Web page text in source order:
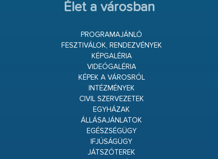
Élet a városban
PROGRAMAJÁNLÓ
FESZTIVÁLOK, RENDEZVÉNYEK
KÉPGALÉRIA
VIDEÓGALÉRIA
KÉPEK A VÁROSRÓL
INTÉZMÉNYEK
CIVIL SZERVEZETEK
EGYHÁZAK
ÁLLÁSAJÁNLATOK
EGÉSZSÉGÜGY
IFJÚSÁGÜGY
JÁTSZÓTEREK